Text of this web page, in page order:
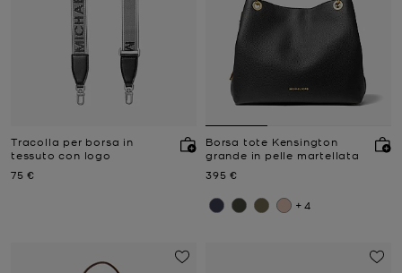
Tracolla per borsa in
tessuto con logo
Prezzo attuale
75 €
Borsa tote Kensington
grande in pelle martellata
Prezzo attuale
395 €
+4